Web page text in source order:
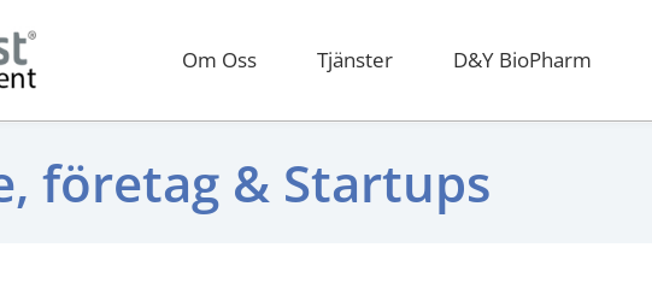
Om Oss Tjänster D&Y BioPharm
företag & Startups